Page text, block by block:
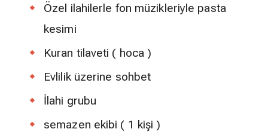
Özel ilahilerle fon müzikleriyle pasta
kesimi
Kuran tilaveti ( hoca )
Evlilik üzerine sohbet
İlahi grubu
semazen ekibi ( 1 kişi )